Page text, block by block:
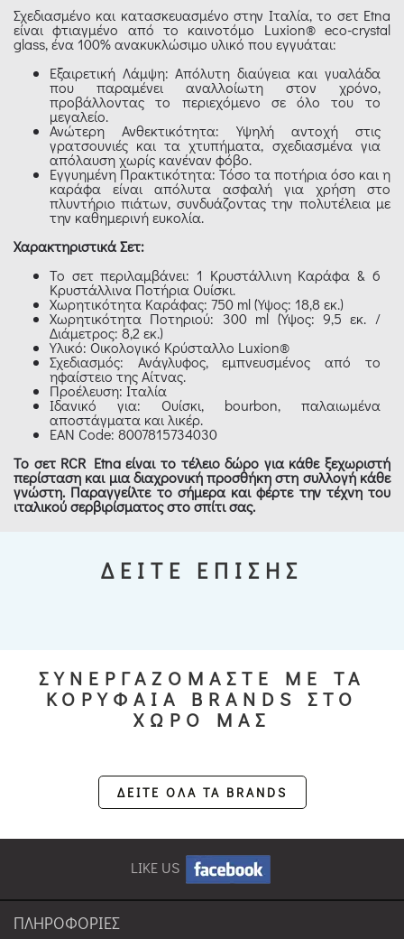
Σχεδιασμένο και κατασκευασμένο στην Ιταλία, το σετ Etna
είναι φτιαγμένο από το καινοτόμο Luxion® eco-crystal
glass, ένα 100% ανακυκλώσιμο υλικό που εγγυάται:
Εξαιρετική Λάμψη: Απόλυτη διαύγεια και γυαλάδα
που παραμένει αναλλοίωτη στον χρόνο,
προβάλλοντας το περιεχόμενο σε όλο του το
μεγαλείο.
Ανώτερη Ανθεκτικότητα: Υψηλή αντοχή στις
γρατσουνιές και τα χτυπήματα, σχεδιασμένα για
απόλαυση χωρίς κανέναν φόβο.
Εγγυημένη Πρακτικότητα: Τόσο τα ποτήρια όσο και η
καράφα είναι απόλυτα ασφαλή για χρήση στο
πλυντήριο πιάτων, συνδυάζοντας την πολυτέλεια με
την καθημερινή ευκολία.
Χαρακτηριστικά Σετ:
Το σετ περιλαμβάνει: 1 Κρυστάλλινη Καράφα & 6
Κρυστάλλινα Ποτήρια Ουίσκι.
Χωρητικότητα Καράφας: 750 ml (Ύψος: 18,8 εκ.)
Χωρητικότητα Ποτηριού: 300 ml (Ύψος: 9,5 εκ. /
Διάμετρος: 8,2 εκ.)
Υλικό: Οικολογικό Κρύσταλλο Luxion®
Σχεδιασμός: Ανάγλυφος, εμπνευσμένος από το
ηφαίστειο της Αίτνας.
Προέλευση: Ιταλία
Ιδανικό για: Ουίσκι, bourbon, παλαιωμένα
αποστάγματα και λικέρ.
EAN Code: 8007815734030
Το σετ RCR Etna είναι το τέλειο δώρο για κάθε ξεχωριστή
περίσταση και μια διαχρονική προσθήκη στη συλλογή κάθε
γνώστη. Παραγγείλτε το σήμερα και φέρτε την τέχνη του
ιταλικού σερβιρίσματος στο σπίτι σας.
ΔΕΙΤΕ ΕΠΙΣΗΣ
ΣΥΝΕΡΓΑΖΟΜΑΣΤΕ ΜΕ ΤΑ
ΚΟΡΥΦΑΙΑ BRANDS ΣΤΟ
ΧΩΡΟ ΜΑΣ
ΔΕΙΤΕ ΟΛΑ ΤΑ BRANDS
LIKE US
ΠΛΗΡΟΦΟΡΙΕΣ